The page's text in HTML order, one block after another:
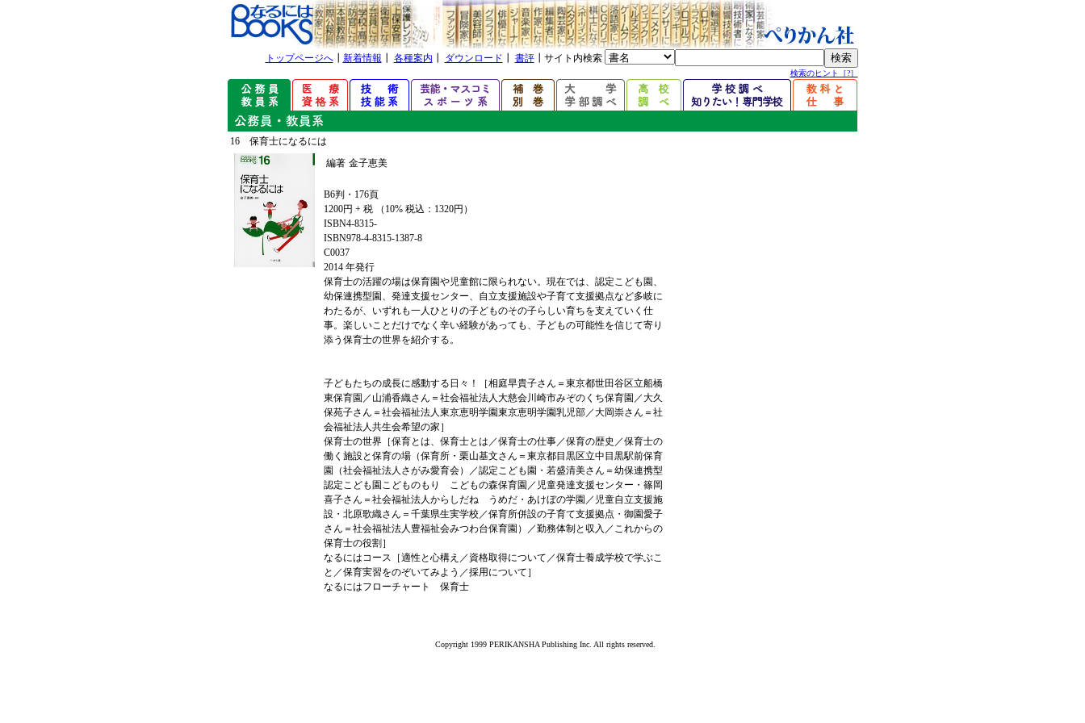
トップページへ┃ 新着情報 各種案内 ダウンロード 書評┃サイト内検索
検索のヒント［?］
16 保育士になるには
編著 金子恵美
B6判・176頁
1200円 + 税 （10% 税込：1320円）
ISBN4-8315-
ISBN978-4-8315-1387-8
C0037
2014 年発行
保育士の活躍の場は保育園や児童館に限られない。現在では、認定こども園、
幼保連携型園、発達支援センター、自立支援施設や子育て支援拠点など多岐に
わたるが、いずれも一人ひとりの子どものその子らしい育ちを支えていく仕
事。楽しいことだけでなく辛い経験があっても、子どもの可能性を信じて寄り
添う保育士の世界を紹介する。
子どもたちの成長に感動する日々！［相庭早貴子さん＝東京都世田谷区立船橋
東保育園／山浦香織さん＝社会福祉法人大慈会川崎市みぞのくち保育園／大久
保苑子さん＝社会福祉法人東京恵明学園東京恵明学園乳児部／大岡崇さん＝社
会福祉法人共生会希望の家］
保育士の世界［保育とは、保育士とは／保育士の仕事／保育の歴史／保育士の
働く施設と保育の場（保育所・栗山基文さん＝東京都目黒区立中目黒駅前保育
園（社会福祉法人さがみ愛育会）／認定こども園・若盛清美さん＝幼保連携型
認定こども園こどものもり こどもの森保育園／児童発達支援センター・篠岡
喜子さん＝社会福祉法人からしだね うめだ・あけぼの学園／児童自立支援施
設・北原歌織さん＝千葉県生実学校／保育所併設の子育て支援拠点・御園愛子
さん＝社会福祉法人豊福祉会みつわ台保育園）／勤務体制と収入／これからの
保育士の役割］
なるにはコース［適性と心構え／資格取得について／保育士養成学校で学ぶこ
と／保育実習をのぞいてみよう／採用について］
なるにはフローチャート 保育士
Copyright 1999 PERIKANSHA Publishing Inc. All rights reserved.